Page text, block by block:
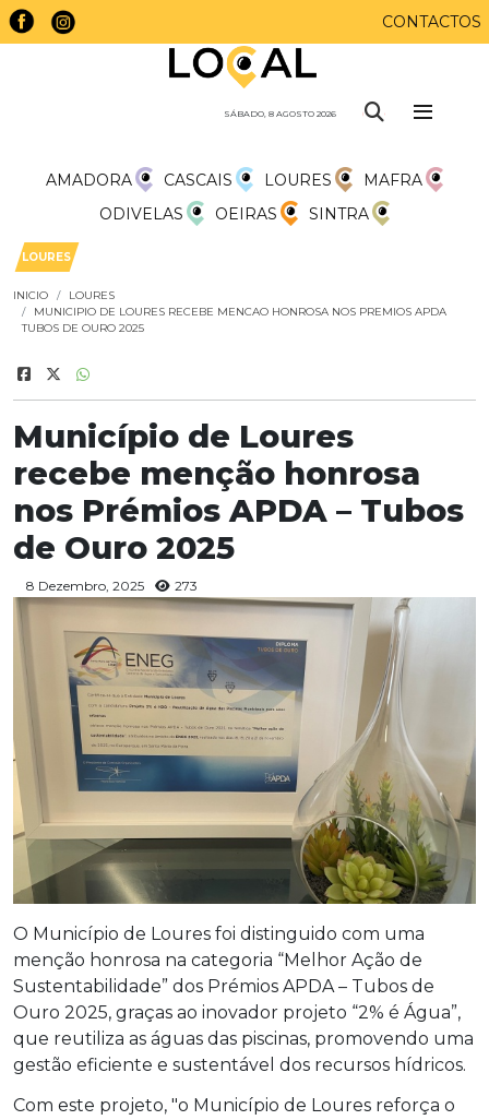
CONTACTOS
SÁBADO, 8 AGOSTO 2026
AMADORA CASCAIS LOURES
MAFRA
ODIVELAS
OEIRAS SINTRA
LOURES
INICIO
LOURES
MUNICIPIO DE LOURES RECEBE MENCAO HONROSA NOS PREMIOS APDA
TUBOS DE OURO 2025
Município de Loures
recebe menção honrosa
nos Prémios APDA – Tubos
de Ouro 2025
8 Dezembro, 2025 273
O Município de Loures foi distinguido com uma
menção honrosa na categoria “Melhor Ação de
Sustentabilidade” dos Prémios APDA – Tubos de
Ouro 2025, graças ao inovador projeto “2% é Água”,
que reutiliza as águas das piscinas, promovendo uma
gestão eficiente e sustentável dos recursos hídricos.
Com este projeto, "o Município de Loures reforça o